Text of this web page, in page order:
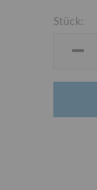
Stück:
Stück